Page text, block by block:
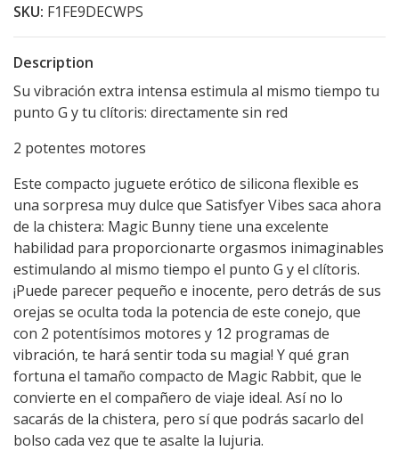
SKU: F1FE9DECWPS
Description
Su vibración extra intensa estimula al mismo tiempo tu
punto G y tu clítoris: directamente sin red
2 potentes motores
Este compacto juguete erótico de silicona flexible es
una sorpresa muy dulce que Satisfyer Vibes saca ahora
de la chistera: Magic Bunny tiene una excelente
habilidad para proporcionarte orgasmos inimaginables
estimulando al mismo tiempo el punto G y el clítoris.
¡Puede parecer pequeño e inocente, pero detrás de sus
orejas se oculta toda la potencia de este conejo, que
con 2 potentísimos motores y 12 programas de
vibración, te hará sentir toda su magia! Y qué gran
fortuna el tamaño compacto de Magic Rabbit, que le
convierte en el compañero de viaje ideal. Así no lo
sacarás de la chistera, pero sí que podrás sacarlo del
bolso cada vez que te asalte la lujuria.